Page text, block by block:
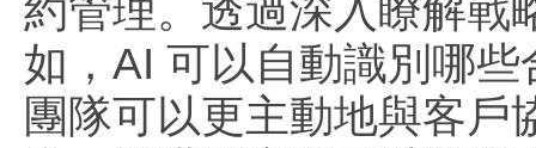
約管理。透過深入瞭解戰
如，AI 可以自動識別哪
團隊可以更主動地與客